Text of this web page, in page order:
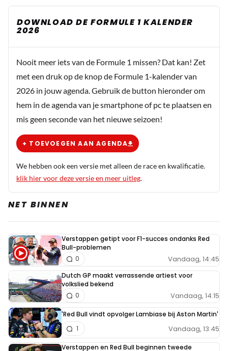
DOWNLOAD DE FORMULE 1 KALENDER
2026
Nooit meer iets van de Formule 1 missen? Dat kan! Zet
met een druk op de knop de Formule 1-kalender van
2026 in jouw agenda. Gebruik de button hieronder om
hem in de agenda van je smartphone of pc te plaatsen en
mis geen seconde van het nieuwe seizoen!
+ TOEVOEGEN AAN AGENDA
We hebben ook een versie met alleen de race en kwalificatie.
klik hier voor deze versie en meer uitleg.
NET BINNEN
Verstappen getipt voor F1-succes ondanks Red
Bull-problemen
Vandaag, 14:45
0
Dutch GP maakt verrassende artiest voor
volkslied bekend
Vandaag, 14:15
0
'Red Bull vindt opvolger Lambiase bij Aston Martin'
Vandaag, 13:45
1
Verstappen en Red Bull beginnen tweede